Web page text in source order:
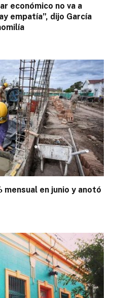
económico no va a
empatía”, dijo García
mensual en junio y anotó